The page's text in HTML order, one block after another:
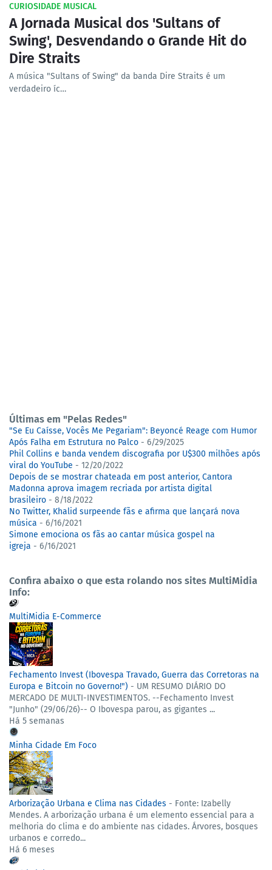
CURIOSIDADE MUSICAL
A Jornada Musical dos 'Sultans of
Swing', Desvendando o Grande Hit do
Dire Straits
A música "Sultans of Swing" da banda Dire Straits é um
verdadeiro íc…
Últimas em "Pelas Redes"
"Se Eu Caísse, Vocês Me Pegariam": Beyoncé Reage com Humor
Após Falha em Estrutura no Palco - 6/29/2025
Phil Collins e banda vendem discografia por U$300 milhões após
viral do YouTube - 12/20/2022
Depois de se mostrar chateada em post anterior, Cantora
Madonna aprova imagem recriada por artista digital
brasileiro - 8/18/2022
No Twitter, Khalid surpeende fãs e afirma que lançará nova
música - 6/16/2021
Simone emociona os fãs ao cantar música gospel na
igreja - 6/16/2021
Confira abaixo o que esta rolando nos sites MultiMidia
Info:
MultiMidia E-Commerce
Fechamento Invest (Ibovespa Travado, Guerra das Corretoras na
Europa e Bitcoin no Governo!") - UM RESUMO DIÁRIO DO
MERCADO DE MULTI-INVESTIMENTOS. --Fechamento Invest
"Junho" (29/06/26)-- ​ O Ibovespa parou, as gigantes ...
Há 5 semanas
Minha Cidade Em Foco
Arborização Urbana e Clima nas Cidades - Fonte: Izabelly
Mendes. A arborização urbana é um elemento essencial para a
melhoria do clima e do ambiente nas cidades. Árvores, bosques
urbanos e corredo...
Há 6 meses